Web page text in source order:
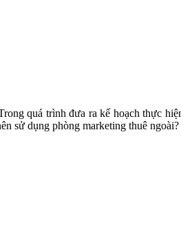
quá trình đưa ra kế hoạch thực
sử dụng phòng marketing thuê